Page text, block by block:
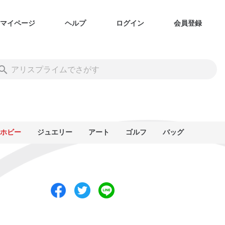
マイページ ヘルプ ログイン 会員登録
ホビー ジュエリー アート ゴルフ バッグ